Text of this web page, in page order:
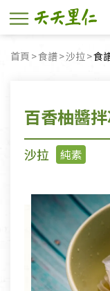
首頁 食譜 沙拉 目
食
百香柚醬
沙拉
純素